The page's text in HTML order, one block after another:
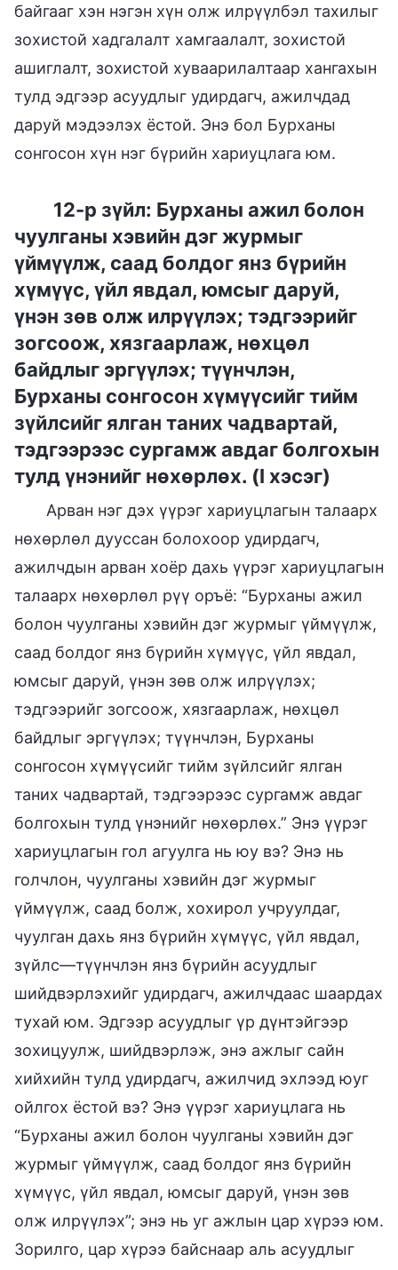
байгааг хэн нэгэн хүн олж илрүүлбэл тахилыг
зохистой хадгалалт хамгаалалт, зохистой
ашиглалт, зохистой хуваарилалтаар хангахын
тулд эдгээр асуудлыг удирдагч, ажилчдад
даруй мэдээлэх ёстой. Энэ бол Бурханы
сонгосон хүн нэг бүрийн хариуцлага юм.
12-р зүйл: Бурханы ажил болон
чуулганы хэвийн дэг журмыг
үймүүлж, саад болдог янз бүрийн
хүмүүс, үйл явдал, юмсыг даруй,
үнэн зөв олж илрүүлэх; тэдгээрийг
зогсоож, хязгаарлаж, нөхцөл
байдлыг эргүүлэх; түүнчлэн,
Бурханы сонгосон хүмүүсийг тийм
зүйлсийг ялган таних чадвартай,
тэдгээрээс сургамж авдаг болгохын
тулд үнэнийг нөхөрлөх. (I хэсэг)
Арван нэг дэх үүрэг хариуцлагын талаарх
нөхөрлөл дууссан болохоор удирдагч,
ажилчдын арван хоёр дахь үүрэг хариуцлагын
талаарх нөхөрлөл рүү оръё: “Бурханы ажил
болон чуулганы хэвийн дэг журмыг үймүүлж,
саад болдог янз бүрийн хүмүүс, үйл явдал,
юмсыг даруй, үнэн зөв олж илрүүлэх;
тэдгээрийг зогсоож, хязгаарлаж, нөхцөл
байдлыг эргүүлэх; түүнчлэн, Бурханы
сонгосон хүмүүсийг тийм зүйлсийг ялган
таних чадвартай, тэдгээрээс сургамж авдаг
болгохын тулд үнэнийг нөхөрлөх.” Энэ үүрэг
хариуцлагын гол агуулга нь юу вэ? Энэ нь
голчлон, чуулганы хэвийн дэг журмыг
үймүүлж, саад болж, хохирол учруулдаг,
чуулган дахь янз бүрийн хүмүүс, үйл явдал,
зүйлс—түүнчлэн янз бүрийн асуудлыг
шийдвэрлэхийг удирдагч, ажилчдаас шаардах
тухай юм. Эдгээр асуудлыг үр дүнтэйгээр
зохицуулж, шийдвэрлэж, энэ ажлыг сайн
хийхийн тулд удирдагч, ажилчид эхлээд юуг
ойлгох ёстой вэ? Энэ үүрэг хариуцлага нь
“Бурханы ажил болон чуулганы хэвийн дэг
журмыг үймүүлж, саад болдог янз бүрийн
хүмүүс, үйл явдал, юмсыг даруй, үнэн зөв
олж илрүүлэх”; энэ нь уг ажлын цар хүрээ юм.
Зорилго, цар хүрээ байснаар аль асуудлыг